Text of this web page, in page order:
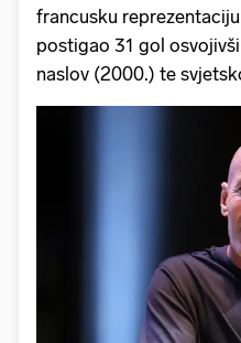
francusku
postigao 31 gol
naslov (2000.) te